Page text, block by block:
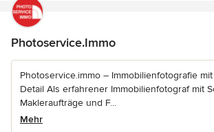
Photoservice.Immo
Photoservice.immo – Immobilienfotografie
Detail Als erfahrener Immobilienfotograf mit
Makleraufträge und F...
Mehr